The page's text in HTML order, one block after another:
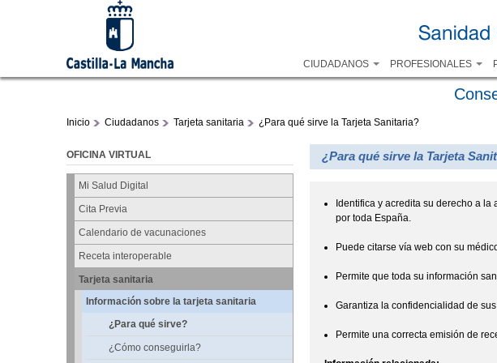
CIUDADANOS PROFESIONALES
Inicio Ciudadanos Tarjeta sanitaria ¿Para qué sirve la Tarjeta Sanitaria?
OFICINA VIRTUAL
Mi Salud Digital
Cita Previa
Calendario de vacunaciones
Receta interoperable
Tarjeta sanitaria
Información sobre la tarjeta sanitaria
¿Para qué sirve?
¿Cómo conseguirla?
¿Para qué sirve la Tarjeta
Identifica y acredita su derecho a
por toda España.
Puede citarse vía web con su
Permite que toda su información
Garantiza la confidencialidad de
Permite una correcta emisión de